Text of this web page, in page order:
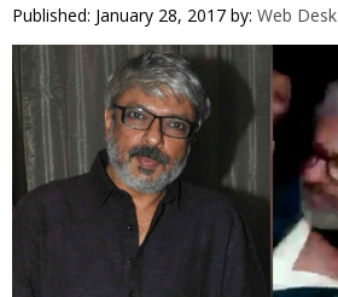
VIDEOS
YOUR SAY
COOKERY
KARSHAKAN
TOURS & TRAVEL
GREETINGS
Published: January 28, 2017 by: Web Desk